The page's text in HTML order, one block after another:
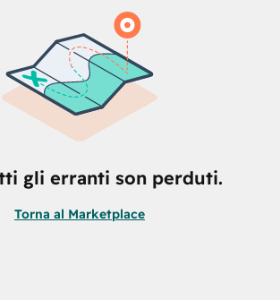
gli erranti son perduti.
Torna al Marketplace